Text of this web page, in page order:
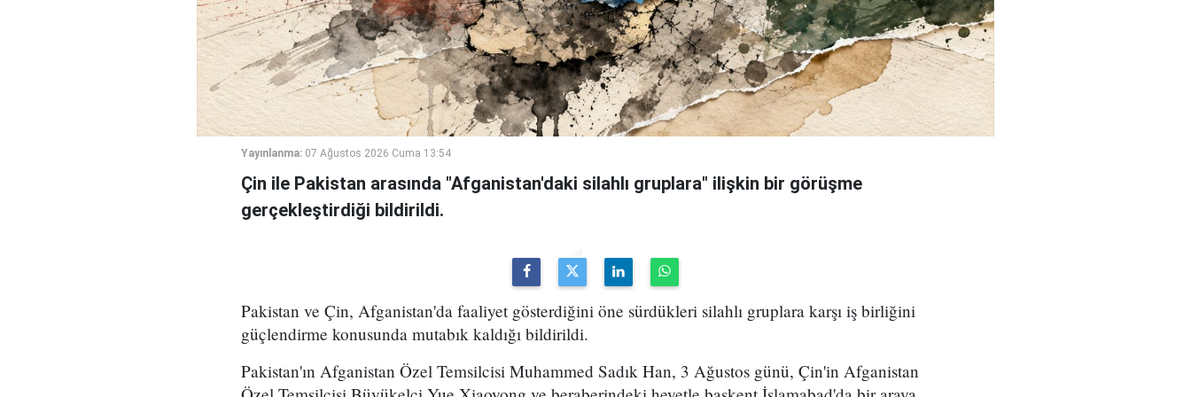
Yayınlanma: 07 Ağustos 2026 Cuma 13:54
Çin ile Pakistan arasında "Afganistan'daki silahlı gruplara" ilişkin bir görüşme
gerçekleştirdiği bildirildi.
Pakistan ve Çin, Afganistan'da faaliyet gösterdiğini öne sürdükleri silahlı gruplara karşı iş birliğini
güçlendirme konusunda mutabık kaldığı bildirildi.
Pakistan'ın Afganistan Özel Temsilcisi Muhammed Sadık Han, 3 Ağustos günü, Çin'in Afganistan